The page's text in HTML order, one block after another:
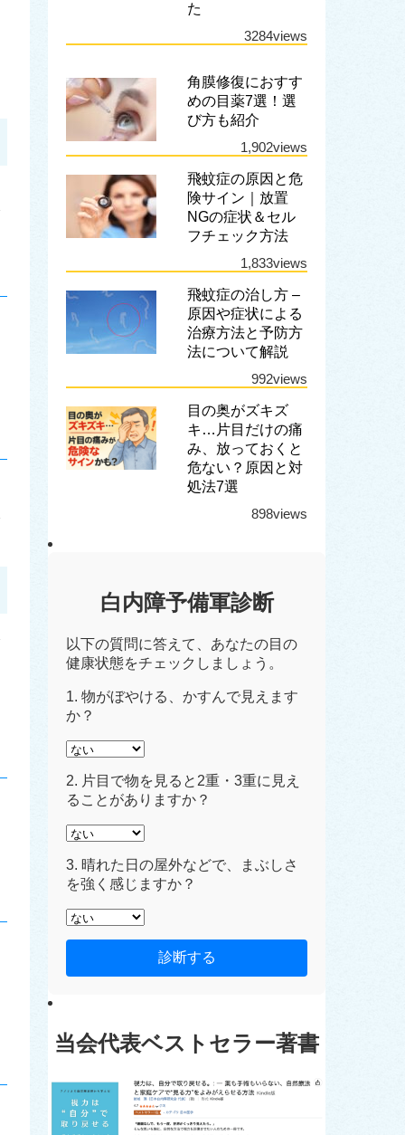
た
3284views
角膜修復におすす
めの目薬7選！選
び方も紹介
1,902views
飛蚊症の原因と危
険サイン｜放置
NGの症状＆セル
フチェック方法
1,833views
飛蚊症の治し方 –
原因や症状による
治療方法と予防方
法について解説
992views
目の奥がズキズ
キ…片目だけの痛
み、放っておくと
危ない？原因と対
処法7選
898views
白内障予備軍診断
以下の質問に答えて、あなたの目の
健康状態をチェックしましょう。
1. 物がぼやける、かすんで見えます
か？
2. 片目で物を見ると2重・3重に見え
ることがありますか？
3. 晴れた日の屋外などで、まぶしさ
を強く感じますか？
診断する
当会代表ベストセラー著書